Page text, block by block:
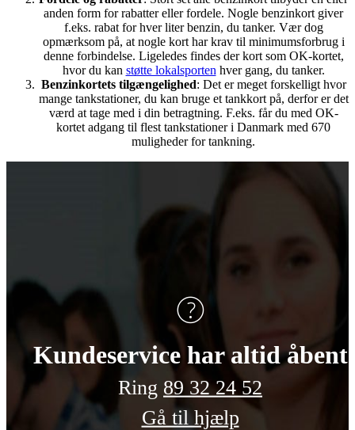
anden form for rabatter eller fordele. Nogle benzinkort giver
f.eks. rabat for hver liter benzin, du tanker. Vær dog
opmærksom på, at nogle kort har krav til minimumsforbrug i
denne forbindelse. Ligeledes findes der kort som OK-kortet,
hvor du kan støtte lokalsporten hver gang, du tanker.
Benzinkortets tilgængelighed: Det er meget forskelligt hvor
mange tankstationer, du kan bruge et tankkort på, derfor er det
værd at tage med i din betragtning. F.eks. får du med OK-
kortet adgang til flest tankstationer i Danmark med 670
muligheder for tankning.
Kundeservice har altid åbent
Ring 89 32 24 52
Gå til hjælp